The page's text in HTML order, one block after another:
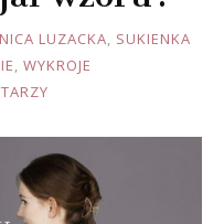
LUZACKA, SUKIENKA
, WYKROJE